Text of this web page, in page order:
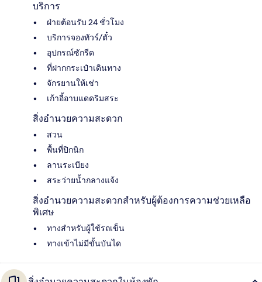
บริการ
ฝ่ายต้อนรับ 24 ชั่วโมง
บริการจองทัวร์/ตั๋ว
อุปกรณ์ซักรีด
ที่ฝากกระเป๋าเดินทาง
จักรยานให้เช่า
เก้าอี้อาบแดดริมสระ
สิ่งอำนวยความสะดวก
สวน
พื้นที่ปิกนิก
ลานระเบียง
สระว่ายน้ำกลางแจ้ง
สิ่งอำนวยความสะดวกสำหรับผู้ต้องการความช่วยเหลือ
พิเศษ
ทางสำหรับผู้ใช้รถเข็น
ทางเข้าไม่มีขั้นบันได